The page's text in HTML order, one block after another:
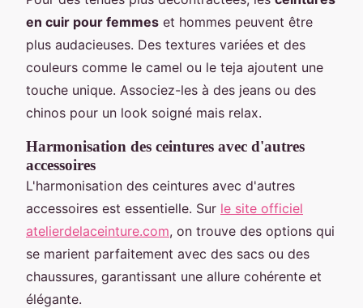
en cuir pour femmes et hommes peuvent être
plus audacieuses. Des textures variées et des
couleurs comme le camel ou le teja ajoutent une
touche unique. Associez-les à des jeans ou des
chinos pour un look soigné mais relax.
Harmonisation des ceintures avec d'autres
accessoires
L'harmonisation des ceintures avec d'autres
accessoires est essentielle. Sur le site officiel
atelierdelaceinture.com, on trouve des options qui
se marient parfaitement avec des sacs ou des
chaussures, garantissant une allure cohérente et
élégante.